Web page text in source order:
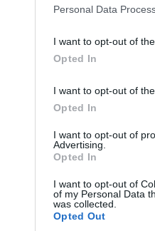
Personal Data
I want to opt-out of
Opted In
I want to opt-out of
Opted In
I want to opt-out of
Advertising.
Opted In
I want to opt-out of
of my Personal Data
was collected.
Opted Out
környezetbarát
EMTE ARCHÍVUMA